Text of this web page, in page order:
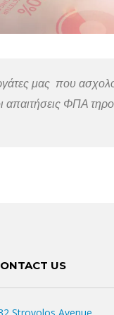
μας που
απαιτήσεις ΦΠΑ
US